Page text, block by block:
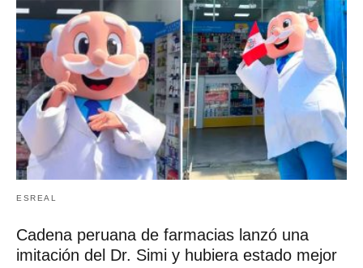
ESREAL
Cadena peruana de farmacias lanzó una
imitación del Dr. Simi y hubiera estado mejor